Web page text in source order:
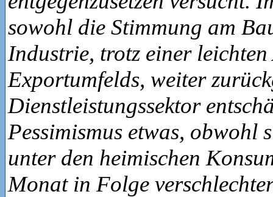
sowohl die Stimmung am
Industrie, trotz einer
Exportumfelds, weiter
Dienstleistungssektor
Pessimismus etwas, obwohl
unter den heimischen
Monat in Folge